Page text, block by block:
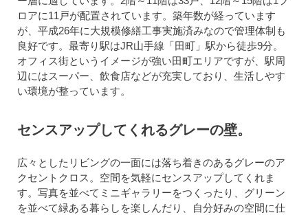
ロアに11戸が配置されています。築年数が経っています
が、平成26年に大規模修繕工事実施済みなので管理体制も
良好です。最寄り駅はJR山手線「田町」駅から徒歩9分。
オフィス街というイメージが強い田町エリアですが、駅周
辺にはスーパー、飲食店などが充実しており、生活しやす
い環境が整っています。
センスアップしてくれるグレーの壁。
広々としたリビングの一面には落ち着きのあるグレーのア
クセントクロス。空間を気軽にセンスアップしてくれま
す。写真を並べてミニギャラリーをつくったり、グリーン
を並べて緑ある暮らしを楽しんだり、自分好みの空間に仕